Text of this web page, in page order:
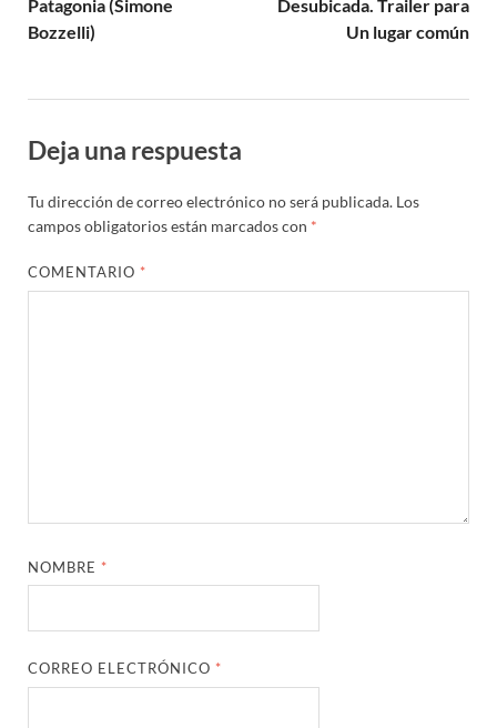
Patagonia (Simone
Bozzelli)
Desubicada. Trailer para
Un lugar común
Deja una respuesta
Tu dirección de correo electrónico no será publicada. Los
campos obligatorios están marcados con *
COMENTARIO *
NOMBRE *
CORREO ELECTRÓNICO *